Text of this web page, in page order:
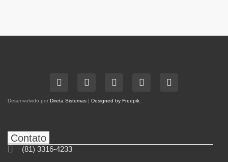
Desenvolvido por Direta Sistemas | Designed by Freepik
Contato
(81) 3316-4233